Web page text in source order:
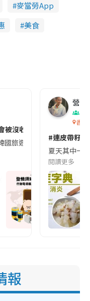
麥當勞App
美食
被沒收😱出發前切記檢查
國旅遊的民眾，近期要
營養
香港
#連皮帶籽
夏天其中一
閱讀更多
報